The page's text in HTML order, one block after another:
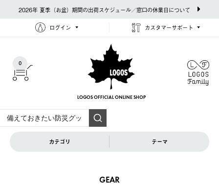
2026年 夏季（お盆）期間の出荷スケジュール／窓口の休業日について
ログイン カスタマーサポート
0
LOGOS OFFICIAL ONLINE SHOP
カテゴリ テーマ
GEAR